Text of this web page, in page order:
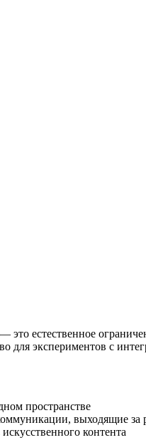
естественное
для экспериментов с
пространстве
выходящие за
контента